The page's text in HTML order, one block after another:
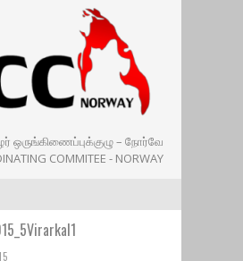
ஒருங்கிணைப்புக்குழு – நோர்வே
COMMITEE - NORWAY